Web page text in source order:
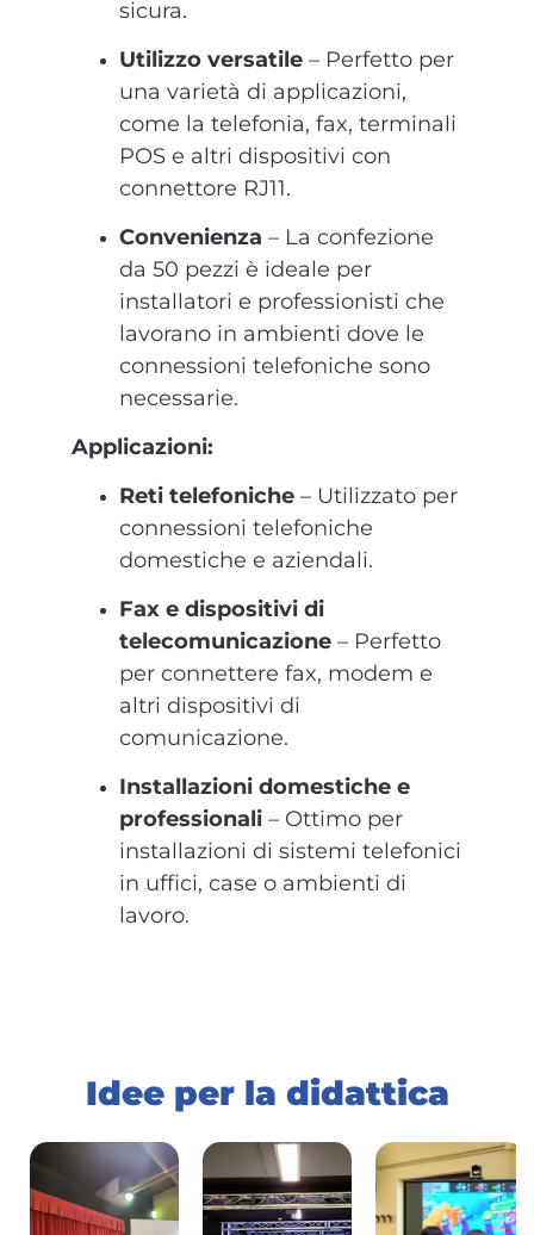
sicura.
Utilizzo versatile – Perfetto per
una varietà di applicazioni,
come la telefonia, fax, terminali
POS e altri dispositivi con
connettore RJ11.
Convenienza – La confezione
da 50 pezzi è ideale per
installatori e professionisti che
lavorano in ambienti dove le
connessioni telefoniche sono
necessarie.
Applicazioni:
Reti telefoniche – Utilizzato per
connessioni telefoniche
domestiche e aziendali.
Fax e dispositivi di
telecomunicazione – Perfetto
per connettere fax, modem e
altri dispositivi di
comunicazione.
Installazioni domestiche e
professionali – Ottimo per
installazioni di sistemi telefonici
in uffici, case o ambienti di
lavoro.
Idee per la didattica